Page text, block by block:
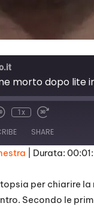
1x
SHARE
Durata:
per chiarire
Secondo le